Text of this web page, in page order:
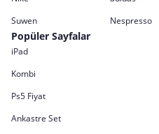
Suwen
Nespresso
Popüler Sayfalar
iPad
Kombi
Ps5 Fiyat
Ankastre Set